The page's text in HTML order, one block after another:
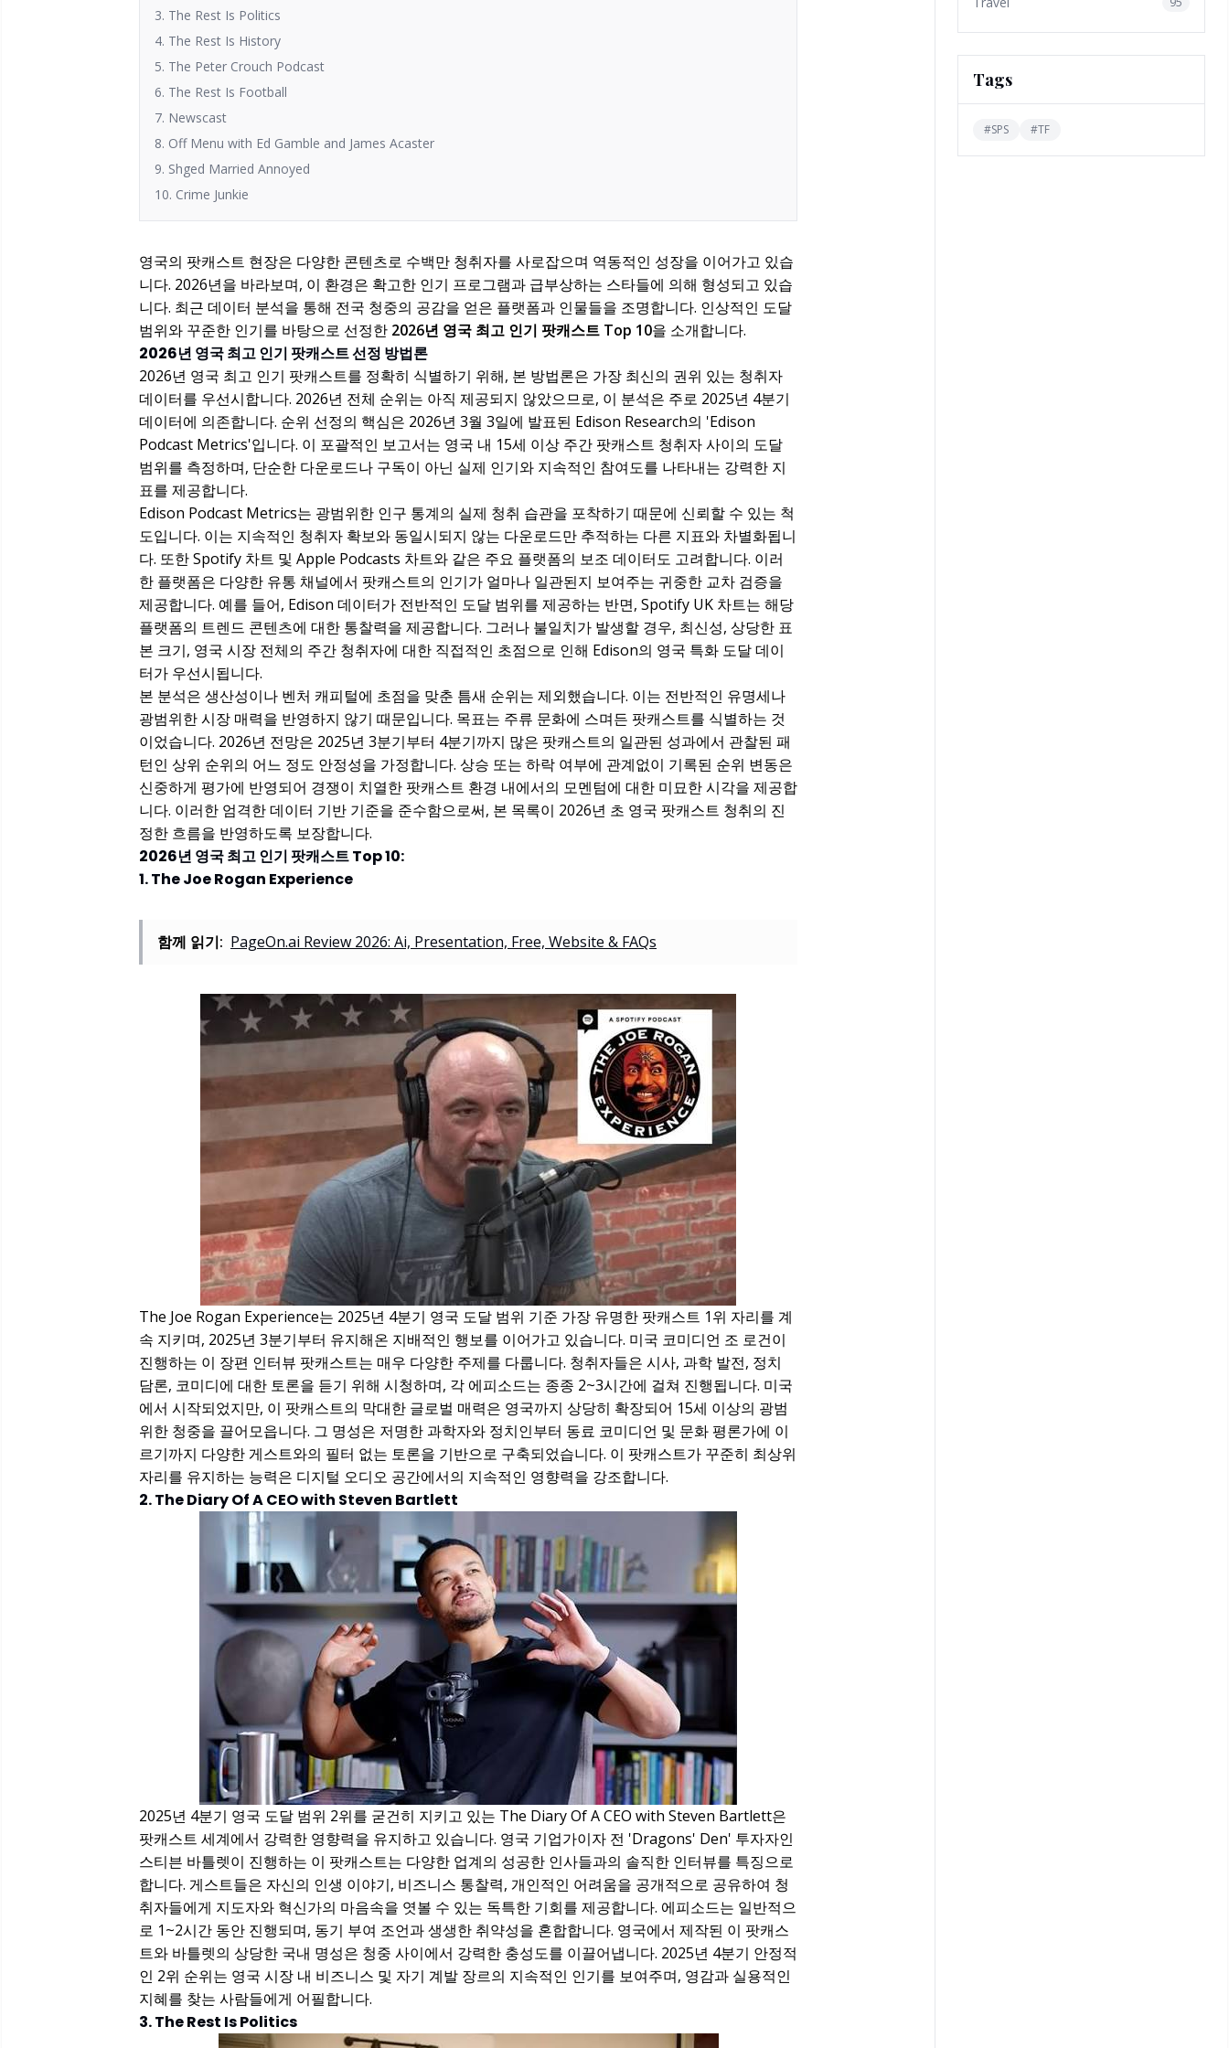
3. The Rest Is Politics
4. The Rest Is History
5. The Peter Crouch Podcast
6. The Rest Is Football
7. Newscast
8. Off Menu with Ed Gamble and James Acaster
9. Shged Married Annoyed
10. Crime Junkie
영국의 팟캐스트 현장은 다양한 콘텐츠로 수백만 청취자를 사로잡으며 역동적인 성장을 이어가고 있습
니다. 2026년을 바라보며, 이 환경은 확고한 인기 프로그램과 급부상하는 스타들에 의해 형성되고 있습
니다. 최근 데이터 분석을 통해 전국 청중의 공감을 얻은 플랫폼과 인물들을 조명합니다. 인상적인 도달
범위와 꾸준한 인기를 바탕으로 선정한 2026년 영국 최고 인기 팟캐스트 Top 10을 소개합니다.
2026년 영국 최고 인기 팟캐스트 선정 방법론
2026년 영국 최고 인기 팟캐스트를 정확히 식별하기 위해, 본 방법론은 가장 최신의 권위 있는 청취자
데이터를 우선시합니다. 2026년 전체 순위는 아직 제공되지 않았으므로, 이 분석은 주로 2025년 4분기
데이터에 의존합니다. 순위 선정의 핵심은 2026년 3월 3일에 발표된 Edison Research의 'Edison
Podcast Metrics'입니다. 이 포괄적인 보고서는 영국 내 15세 이상 주간 팟캐스트 청취자 사이의 도달
범위를 측정하며, 단순한 다운로드나 구독이 아닌 실제 인기와 지속적인 참여도를 나타내는 강력한 지
표를 제공합니다.
Edison Podcast Metrics는 광범위한 인구 통계의 실제 청취 습관을 포착하기 때문에 신뢰할 수 있는 척
도입니다. 이는 지속적인 청취자 확보와 동일시되지 않는 다운로드만 추적하는 다른 지표와 차별화됩니
다. 또한 Spotify 차트 및 Apple Podcasts 차트와 같은 주요 플랫폼의 보조 데이터도 고려합니다. 이러
한 플랫폼은 다양한 유통 채널에서 팟캐스트의 인기가 얼마나 일관된지 보여주는 귀중한 교차 검증을
제공합니다. 예를 들어, Edison 데이터가 전반적인 도달 범위를 제공하는 반면, Spotify UK 차트는 해당
플랫폼의 트렌드 콘텐츠에 대한 통찰력을 제공합니다. 그러나 불일치가 발생할 경우, 최신성, 상당한 표
본 크기, 영국 시장 전체의 주간 청취자에 대한 직접적인 초점으로 인해 Edison의 영국 특화 도달 데이
터가 우선시됩니다.
본 분석은 생산성이나 벤처 캐피털에 초점을 맞춘 틈새 순위는 제외했습니다. 이는 전반적인 유명세나
광범위한 시장 매력을 반영하지 않기 때문입니다. 목표는 주류 문화에 스며든 팟캐스트를 식별하는 것
이었습니다. 2026년 전망은 2025년 3분기부터 4분기까지 많은 팟캐스트의 일관된 성과에서 관찰된 패
턴인 상위 순위의 어느 정도 안정성을 가정합니다. 상승 또는 하락 여부에 관계없이 기록된 순위 변동은
신중하게 평가에 반영되어 경쟁이 치열한 팟캐스트 환경 내에서의 모멘텀에 대한 미묘한 시각을 제공합
니다. 이러한 엄격한 데이터 기반 기준을 준수함으로써, 본 목록이 2026년 초 영국 팟캐스트 청취의 진
정한 흐름을 반영하도록 보장합니다.
2026년 영국 최고 인기 팟캐스트 Top 10:
1. The Joe Rogan Experience
함께 읽기: PageOn.ai Review 2026: Ai, Presentation, Free, Website & FAQs
The Joe Rogan Experience는 2025년 4분기 영국 도달 범위 기준 가장 유명한 팟캐스트 1위 자리를 계
속 지키며, 2025년 3분기부터 유지해온 지배적인 행보를 이어가고 있습니다. 미국 코미디언 조 로건이
진행하는 이 장편 인터뷰 팟캐스트는 매우 다양한 주제를 다룹니다. 청취자들은 시사, 과학 발전, 정치
담론, 코미디에 대한 토론을 듣기 위해 시청하며, 각 에피소드는 종종 2~3시간에 걸쳐 진행됩니다. 미국
에서 시작되었지만, 이 팟캐스트의 막대한 글로벌 매력은 영국까지 상당히 확장되어 15세 이상의 광범
위한 청중을 끌어모읍니다. 그 명성은 저명한 과학자와 정치인부터 동료 코미디언 및 문화 평론가에 이
르기까지 다양한 게스트와의 필터 없는 토론을 기반으로 구축되었습니다. 이 팟캐스트가 꾸준히 최상위
자리를 유지하는 능력은 디지털 오디오 공간에서의 지속적인 영향력을 강조합니다.
2. The Diary Of A CEO with Steven Bartlett
2025년 4분기 영국 도달 범위 2위를 굳건히 지키고 있는 The Diary Of A CEO with Steven Bartlett은
팟캐스트 세계에서 강력한 영향력을 유지하고 있습니다. 영국 기업가이자 전 'Dragons' Den' 투자자인
스티븐 바틀렛이 진행하는 이 팟캐스트는 다양한 업계의 성공한 인사들과의 솔직한 인터뷰를 특징으로
합니다. 게스트들은 자신의 인생 이야기, 비즈니스 통찰력, 개인적인 어려움을 공개적으로 공유하여 청
취자들에게 지도자와 혁신가의 마음속을 엿볼 수 있는 독특한 기회를 제공합니다. 에피소드는 일반적으
로 1~2시간 동안 진행되며, 동기 부여 조언과 생생한 취약성을 혼합합니다. 영국에서 제작된 이 팟캐스
트와 바틀렛의 상당한 국내 명성은 청중 사이에서 강력한 충성도를 이끌어냅니다. 2025년 4분기 안정적
인 2위 순위는 영국 시장 내 비즈니스 및 자기 계발 장르의 지속적인 인기를 보여주며, 영감과 실용적인
지혜를 찾는 사람들에게 어필합니다.
3. The Rest Is Politics
Tags
#SPS #TF